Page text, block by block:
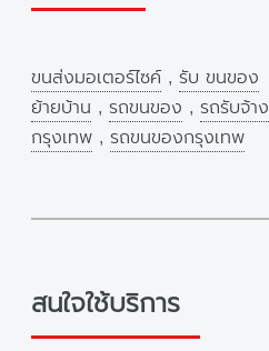
ขนส่งมอเตอร์ไซค์ , รับ ขนของ
ย้ายบ้าน , รถขนของ , รถรับจ้าง
กรุงเทพ , รถขนของกรุงเทพ
สนใจใช้บริการ